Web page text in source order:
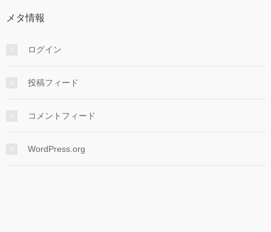
メタ情報
ログイン
投稿フィード
コメントフィード
WordPress.org